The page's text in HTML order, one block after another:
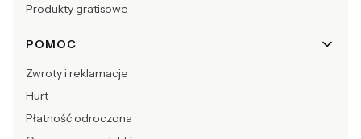
Produkty gratisowe
POMOC
Zwroty i reklamacje
Hurt
Płatność odroczona